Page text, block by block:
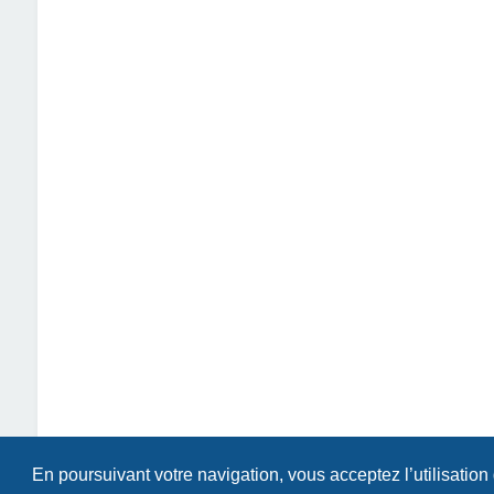
En poursuivant votre navigation, vous acceptez l’utilisation
Index du forum